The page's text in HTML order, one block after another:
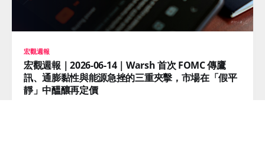
宏觀週報
宏觀週報｜2026-06-14｜Warsh 首次 FOMC 傳鷹
訊、通膨黏性與能源急挫的三重夾擊，市場在「假平
靜」中醞釀再定價